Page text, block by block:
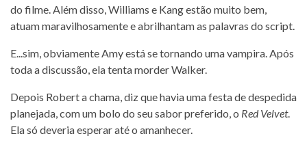
do filme. Além disso, Williams e Kang estão muito bem,
atuam maravilhosamente e abrilhantam as palavras do script.
E...sim, obviamente Amy está se tornando uma vampira. Após
toda a discussão, ela tenta morder Walker.
Depois Robert a chama, diz que havia uma festa de despedida
planejada, com um bolo do seu sabor preferido, o Red Velvet.
Ela só deveria esperar até o amanhecer.